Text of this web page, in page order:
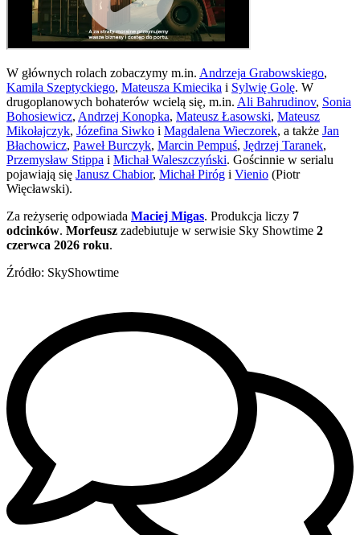
W głównych rolach zobaczymy m.in. Andrzeja Grabowskiego,
Kamila Szeptyckiego, Mateusza Kmiecika i Sylwię Golę. W
drugoplanowych bohaterów wcielą się, m.in. Ali Bahrudinov, Sonia
Bohosiewicz, Andrzej Konopka, Mateusz Łasowski, Mateusz
Mikołajczyk, Józefina Siwko i Magdalena Wieczorek, a także Jan
Błachowicz, Paweł Burczyk, Marcin Pempuś, Jędrzej Taranek,
Przemysław Stippa i Michał Waleszczyński. Gościnnie w serialu
pojawiają się Janusz Chabior, Michał Piróg i Vienio (Piotr
Więcławski).
Za reżyserię odpowiada Maciej Migas. Produkcja liczy 7
odcinków. Morfeusz zadebiutuje w serwisie Sky Showtime 2
czerwca 2026 roku.
Źródło: SkyShowtime